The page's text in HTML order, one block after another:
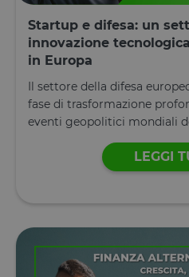
Startup e difesa: un
innovazione
in Europa
Il settore della difesa
fase di trasformazione
eventi geopolitici mondiali
LEGGI